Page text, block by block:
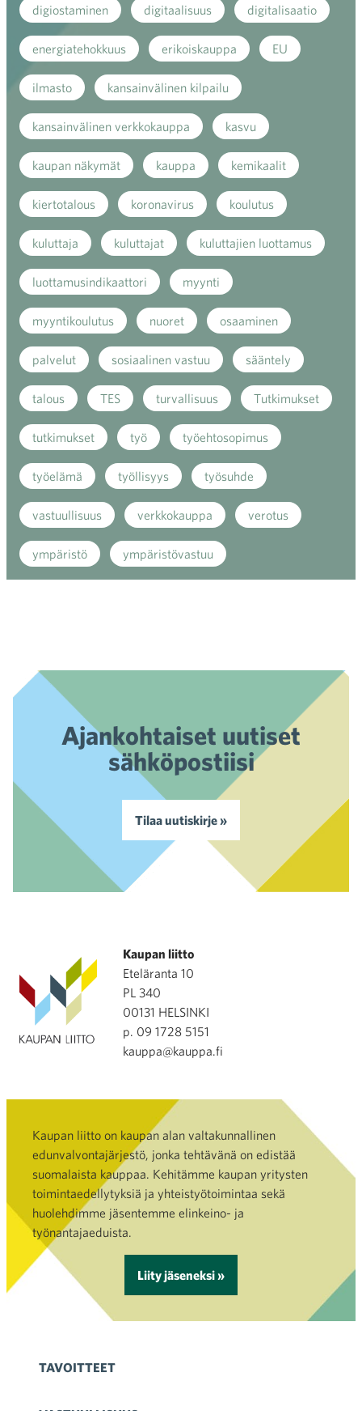
digiostaminen digitaalisuus digitalisaatio
energiatehokkuus erikoiskauppa EU
ilmasto kansainvälinen kilpailu
kansainvälinen verkkokauppa kasvu
kaupan näkymät kauppa kemikaalit
kiertotalous koronavirus koulutus
kuluttaja kuluttajat kuluttajien luottamus
luottamusindikaattori myynti
myyntikoulutus nuoret osaaminen
palvelut sosiaalinen vastuu sääntely
talous TES turvallisuus Tutkimukset
tutkimukset työ työehtosopimus
työelämä työllisyys työsuhde
vastuullisuus verkkokauppa verotus
ympäristö ympäristövastuu
Ajankohtaiset uutiset
sähköpostiisi
Tilaa uutiskirje »
Kaupan liitto
Eteläranta 10
PL 340
00131 HELSINKI
p. 09 1728 5151
kauppa@kauppa.fi
Kaupan liitto on kaupan alan valtakunnallinen
edunvalvontajärjestö, jonka tehtävänä on edistää
suomalaista kauppaa. Kehitämme kaupan yritysten
toimintaedellytyksiä ja yhteistyötoimintaa sekä
huolehdimme jäsentemme elinkeino- ja
työnantajaeduista.
Liity jäseneksi »
TAVOITTEET